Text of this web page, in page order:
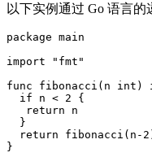
以下实例通过 Go 语言的
package main
import "fmt"
func fibonacci(n int)
  if n < 2 {
   return n
  }
return fibonacci(n-
}